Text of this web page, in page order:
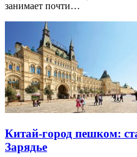
занимает почти…
Китай-город пешком:
Зарядье